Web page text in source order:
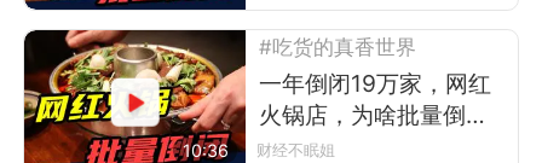
10:36
#吃货的真香世界
一年倒闭19万家，网红
火锅店，为啥批量倒
闭？
财经不眠姐